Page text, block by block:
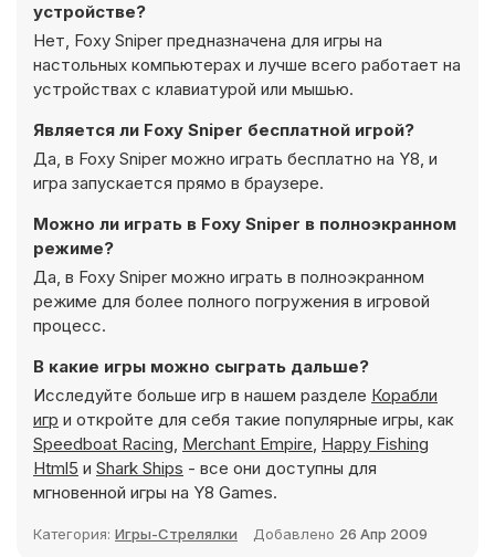
устройстве?
Нет, Foxy Sniper предназначена для игры на
настольных компьютерах и лучше всего работает на
устройствах с клавиатурой или мышью.
Является ли Foxy Sniper бесплатной игрой?
Да, в Foxy Sniper можно играть бесплатно на Y8, и
игра запускается прямо в браузере.
Можно ли играть в Foxy Sniper в полноэкранном
режиме?
Да, в Foxy Sniper можно играть в полноэкранном
режиме для более полного погружения в игровой
процесс.
В какие игры можно сыграть дальше?
Исследуйте больше игр в нашем разделе Корабли
игр и откройте для себя такие популярные игры, как
Speedboat Racing, Merchant Empire, Happy Fishing
Html5 и Shark Ships - все они доступны для
мгновенной игры на Y8 Games.
Категория: Игры-Стрелялки Добавлено 26 Апр 2009